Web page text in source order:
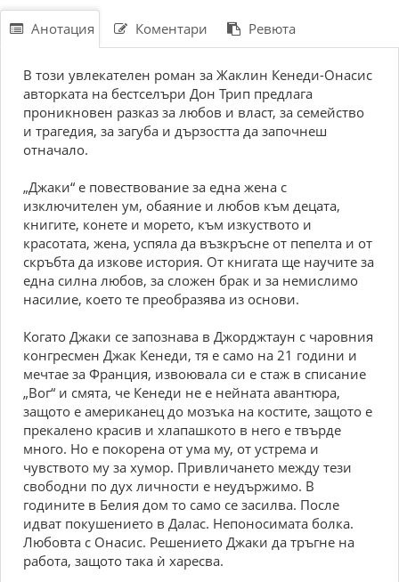
Анотация Коментари Ревюта
В този увлекателен роман за Жаклин Кенеди-Онасис
авторката на бестселъри Дон Трип предлага
проникновен разказ за любов и власт, за семейство
и трагедия, за загуба и дързостта да започнеш
отначало.
„Джаки“ е повествование за една жена с
изключителен ум, обаяние и любов към децата,
книгите, конете и морето, към изкуството и
красотата, жена, успяла да възкръсне от пепелта и от
скръбта да изкове история. От книгата ще научите за
една силна любов, за сложен брак и за немислимо
насилие, което те преобразява из основи.
Когато Джаки се запознава в Джорджтаун с чаровния
конгресмен Джак Кенеди, тя е само на 21 години и
мечтае за Франция, извоювала си е стаж в списание
„Вог“ и смята, че Кенеди не е нейната авантюра,
защото е американец до мозъка на костите, защото е
прекалено красив и хлапашкото в него е твърде
много. Но е покорена от ума му, от устрема и
чувството му за хумор. Привличането между тези
свободни по дух личности е неудържимо. В
годините в Белия дом то само се засилва. После
идват покушението в Далас. Непоносимата болка.
Любовта с Онасис. Решението Джаки да тръгне на
работа, защото така ѝ харесва.